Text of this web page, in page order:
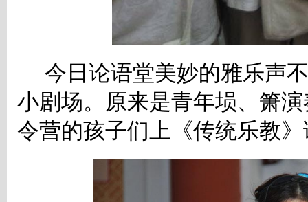
今日论语堂美妙的雅乐声
小剧场。原来是青年埙、箫
令营的孩子们上《传统乐教